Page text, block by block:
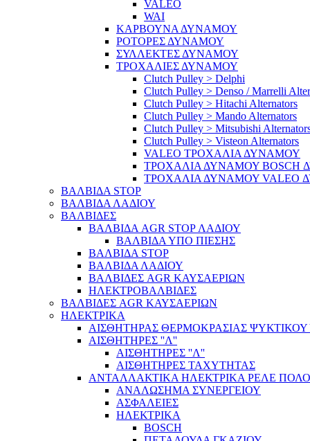
VALEO
WAI
ΚΑΡΒΟΥΝΑ ΔΥΝΑΜΟΥ
ΡΟΤΟΡΕΣ ΔΥΝΑΜΟΥ
ΣΥΛΛΕΚΤΕΣ ΔΥΝΑΜΟΥ
ΤΡΟΧΑΛΙΕΣ ΔΥΝΑΜΟΥ
Clutch Pulley > Delphi
Clutch Pulley > Denso / Marrelli
Clutch Pulley > Hitachi Alternators
Clutch Pulley > Mando Alternators
Clutch Pulley > Mitsubishi
Clutch Pulley > Visteon Alternators
VALEO ΤΡΟΧΑΛΙΑ ΔΥΝΑΜΟΥ
ΤΡΟΧΑΛΙΑ ΔΥΝΑΜΟΥ BOSCH
ΤΡΟΧΑΛΙΑ ΔΥΝΑΜΟΥ VALEO
ΒΑΛΒΙΔΑ STOP
ΒΑΛΒΙΔΑ ΛΑΔΙΟΥ
ΒΑΛΒΙΔΕΣ
ΒΑΛΒΙΔΑ AGR STOP ΛΑΔΙΟΥ
ΒΑΛΒΙΔΑ ΥΠΟ ΠΙΕΣΗΣ
ΒΑΛΒΙΔΑ STOP
ΒΑΛΒΙΔΑ ΛΑΔΙΟΥ
ΒΑΛΒΙΔΕΣ AGR ΚΑΥΣΑΕΡΙΩΝ
ΗΛΕΚΤΡΟΒΑΛΒΙΔΕΣ
ΒΑΛΒΙΔΕΣ AGR ΚΑΥΣΑΕΡΙΩΝ
ΗΛΕΚΤΡΙΚΑ
ΑΙΣΘΗΤΗΡΑΣ ΘΕΡΜΟΚΡΑΣΙΑΣ ΨΥΚΤΙΚΟΥ
ΑΙΣΘΗΤΗΡΕΣ ''Λ''
ΑΙΣΘΗΤΗΡEΣ ''Λ''
ΑΙΣΘΗΤΗΡEΣ ΤΑΧΥΤΗΤΑΣ
ΑΝΤΑΛΛΑΚΤΙΚΑ ΗΛΕΚΤΡΙΚΑ ΡΕΛΕ
ΑΝΑΛΩΣΗΜΑ ΣΥΝΕΡΓΕΙΟΥ
ΑΣΦΑΛΕΙΕΣ
ΗΛΕΚΤΡΙΚΑ
BOSCH